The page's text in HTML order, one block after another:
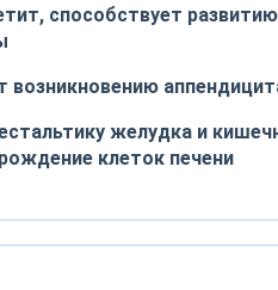
способствует развитию
возникновению
желудка и
клеток печени